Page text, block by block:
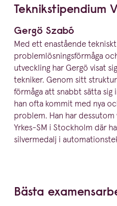
Teknik­sti­pendium
Gergö Szabó
Med ett enastående
problem­lös­nings­förmåga
utveckling har Gergö visat
tekniker. Genom sitt
förmåga att snabbt sätta sig
han ofta kommit med nya
problem. Han har
Yrkes-SM i Stockholm där
silver­medalj i
Bästa